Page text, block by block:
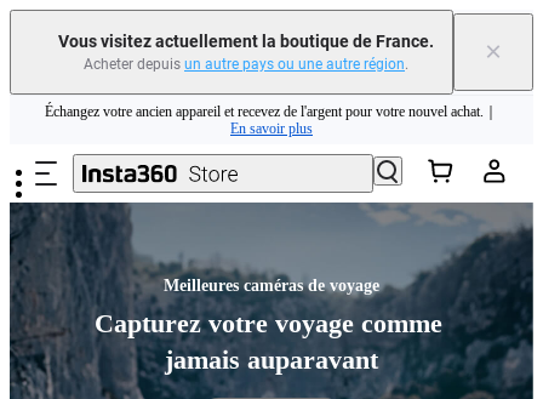
Vous visitez actuellement la boutique de France.
Acheter depuis un autre pays ou une autre région. ×
Passer au contenu principal
Insta360 Luna Ultra |Ya disponible| Envío gratuito
Échangez votre ancien appareil et recevez de l'argent pour votre nouvel achat.｜
En savoir plus
Chat with our experts now!
Insta360 Luna Ultra |
Meilleures caméras de voyage
Capturez votre voyage comme
jamais auparavant